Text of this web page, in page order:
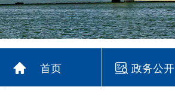
首页 政务公开